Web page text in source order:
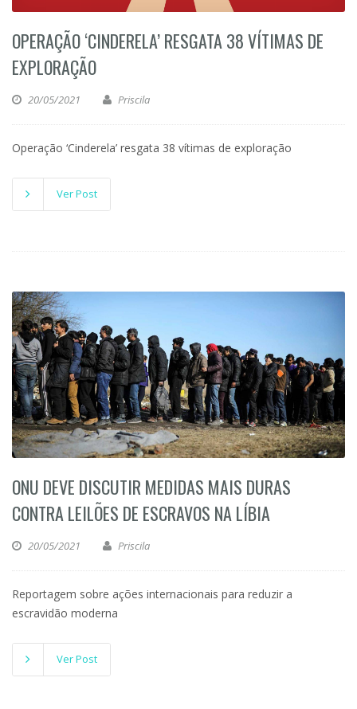
OPERAÇÃO ‘CINDERELA’ RESGATA 38 VÍTIMAS DE
EXPLORAÇÃO
20/05/2021 Priscila
Operação ‘Cinderela’ resgata 38 vítimas de exploração
Ver Post
ONU DEVE DISCUTIR MEDIDAS MAIS DURAS
CONTRA LEILÕES DE ESCRAVOS NA LÍBIA
20/05/2021 Priscila
Reportagem sobre ações internacionais para reduzir a
escravidão moderna
Ver Post